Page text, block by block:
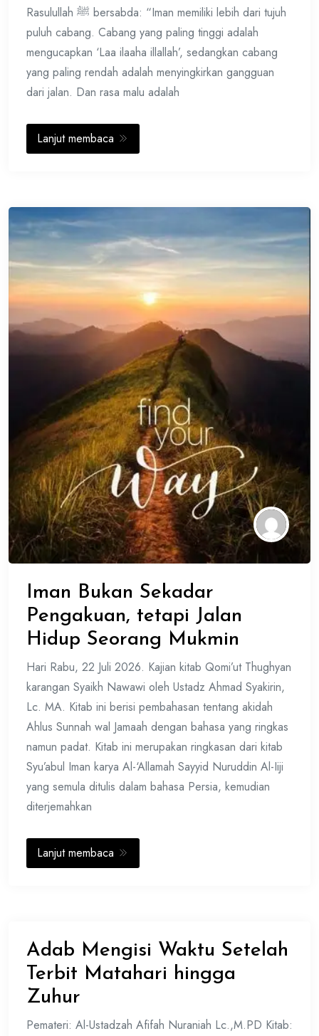
Rasulullah ﷺ bersabda: “Iman memiliki lebih dari tujuh
puluh cabang. Cabang yang paling tinggi adalah
mengucapkan ‘Laa ilaaha illallah’, sedangkan cabang
yang paling rendah adalah menyingkirkan gangguan
dari jalan. Dan rasa malu adalah
Lanjut membaca
Iman Bukan Sekadar
Pengakuan, tetapi Jalan
Hidup Seorang Mukmin
Hari Rabu, 22 Juli 2026. Kajian kitab Qomi’ut Thughyan
karangan Syaikh Nawawi oleh Ustadz Ahmad Syakirin,
Lc. MA. Kitab ini berisi pembahasan tentang akidah
Ahlus Sunnah wal Jamaah dengan bahasa yang ringkas
namun padat. Kitab ini merupakan ringkasan dari kitab
Syu’abul Iman karya Al-‘Allamah Sayyid Nuruddin Al-Iiji
yang semula ditulis dalam bahasa Persia, kemudian
diterjemahkan
Lanjut membaca
Adab Mengisi Waktu Setelah
Terbit Matahari hingga
Zuhur
Pemateri: Al-Ustadzah Afifah Nuraniah Lc.,M.PD Kitab: